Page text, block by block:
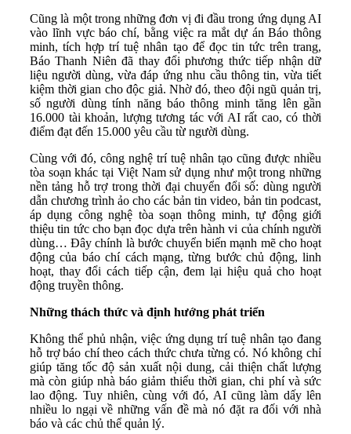
Cũng là một trong những đơn vị đi đầu trong ứng dụng AI
vào lĩnh vực báo chí, bằng việc ra mắt dự án Báo thông
minh, tích hợp trí tuệ nhân tạo để đọc tin tức trên trang,
Báo Thanh Niên đã thay đổi phương thức tiếp nhận dữ
liệu người dùng, vừa đáp ứng nhu cầu thông tin, vừa tiết
kiệm thời gian cho độc giả. Nhờ đó, theo đội ngũ quản trị,
số người dùng tính năng báo thông minh tăng lên gần
16.000 tài khoản, lượng tương tác với AI rất cao, có thời
điểm đạt đến 15.000 yêu cầu từ người dùng.
Cùng với đó, công nghệ trí tuệ nhân tạo cũng được nhiều
tòa soạn khác tại Việt Nam sử dụng như một trong những
nền tảng hỗ trợ trong thời đại chuyển đổi số: dùng người
dẫn chương trình ảo cho các bản tin video, bản tin podcast,
áp dụng công nghệ tòa soạn thông minh, tự động giới
thiệu tin tức cho bạn đọc dựa trên hành vi của chính người
dùng… Đây chính là bước chuyển biến mạnh mẽ cho hoạt
động của báo chí cách mạng, từng bước chủ động, linh
hoạt, thay đổi cách tiếp cận, đem lại hiệu quả cho hoạt
động truyền thông.
Những thách thức và định hướng phát triển
Không thể phủ nhận, việc ứng dụng trí tuệ nhân tạo đang
hỗ trợ báo chí theo cách thức chưa từng có. Nó không chỉ
giúp tăng tốc độ sản xuất nội dung, cải thiện chất lượng
mà còn giúp nhà báo giảm thiểu thời gian, chi phí và sức
lao động. Tuy nhiên, cùng với đó, AI cũng làm dấy lên
nhiều lo ngại về những vấn đề mà nó đặt ra đối với nhà
báo và các chủ thể quản lý.